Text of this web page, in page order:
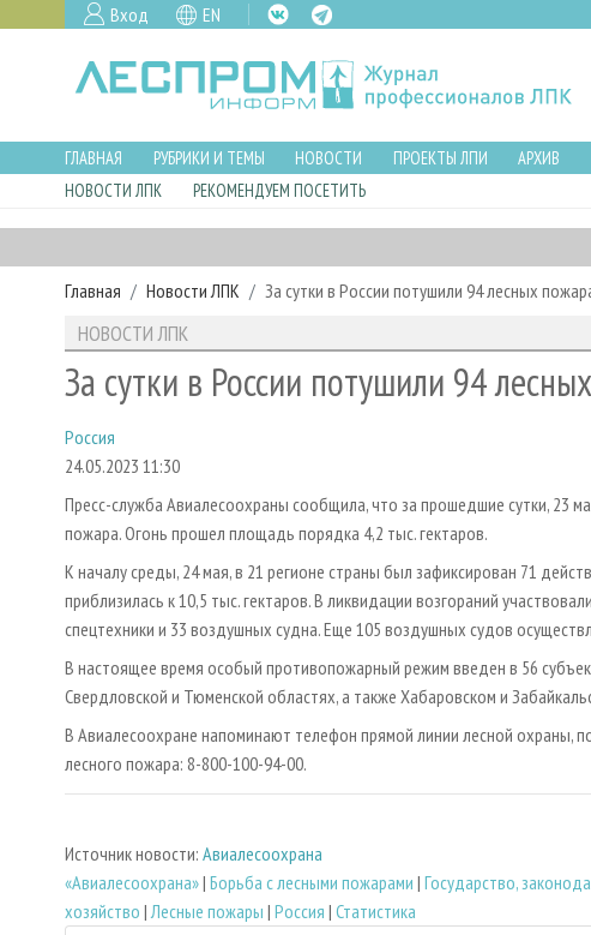
Вход EN
ГЛАВНАЯ РУБРИКИ И ТЕМЫ НОВОСТИ ПРОЕКТЫ ЛПИ АРХИВ
НОВОСТИ ЛПК
РЕКОМЕНДУЕМ ПОСЕТИТЬ
Главная Новости ЛПК За сутки в России потушили 94 лесных
НОВОСТИ ЛПК
За сутки в России потушили 94
Россия
24.05.2023 11:30
Пресс-служба Авиалесоохраны сообщила, что за прошедшие сутки, 23
пожара. Огонь прошел площадь порядка 4,2 тыс. гектаров.
К началу среды, 24 мая, в 21 регионе страны был зафиксирован 71
приблизилась к 10,5 тыс. гектаров. В ликвидации возгораний
спецтехники и 33 воздушных судна. Еще 105 воздушных судов
В настоящее время особый противопожарный режим введен в 56
Свердловской и Тюменской областях, а также Хабаровском и
В Авиалесоохране напоминают телефон прямой линии лесной охраны,
лесного пожара: 8-800-100-94-00.
Источник новости: Авиалесоохрана
«Авиалесоохрана»| Борьба с лесными пожарами | Государство,
хозяйство | Лесные пожары | Россия | Статистика